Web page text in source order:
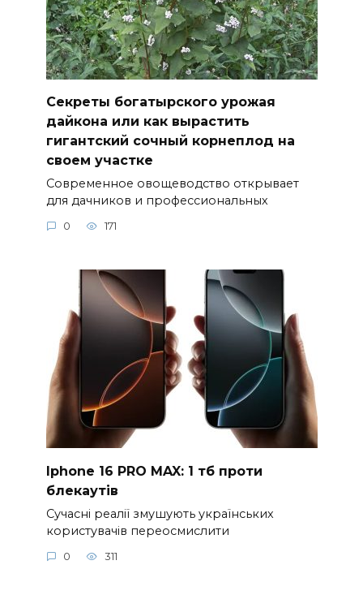
Секреты богатырского урожая
дайкона или как вырастить
гигантский сочный корнеплод на
своем участке
Современное овощеводство открывает
для дачников и профессиональных
0 171
Iphone 16 PRO MAX: 1 тб проти
блекаутів
Сучасні реалії змушують українських
користувачів переосмислити
0 311